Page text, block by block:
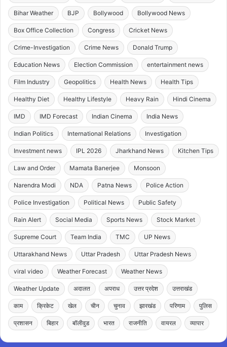
Bihar Weather BJP Bollywood Bollywood News
Box Office Collection Congress Cricket News
Crime-Investigation Crime News Donald Trump
Education News Election Commission entertainment news
Film Industry Geopolitics Health News Health Tips
Healthy Diet Healthy Lifestyle Heavy Rain Hindi Cinema
IMD IMD Forecast Indian Cinema India News
Indian Politics International Relations Investigation
Investment news IPL 2026 Jharkhand News Kitchen Tips
Law and Order Mamata Banerjee Monsoon
Narendra Modi NDA Patna News Police Action
Police Investigation Political News Public Safety
Rain Alert Social Media Sports News Stock Market
Supreme Court Team India TMC UP News
Uttarakhand News Uttar Pradesh Uttar Pradesh News
viral video Weather Forecast Weather News
Weather Update अदालत अपराध उत्तर प्रदेश उत्तराखंड
काम क्रिकेट खेल चीन चुनाव झारखंड परिणाम पुलिस
प्रशासन बिहार बॉलीवुड भारत राजनीति वायरल व्यापार